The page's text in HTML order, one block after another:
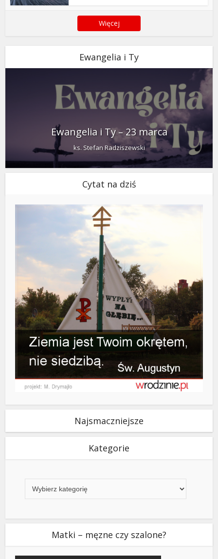
Więcej
Ewangelia i Ty
Ewangelia i Ty – 23 marca
ks. Stefan Radziszewski
Cytat na dziś
Najsmaczniejsze
Kategorie
Matki – męzne czy szalone?